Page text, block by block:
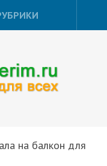
на балкон для